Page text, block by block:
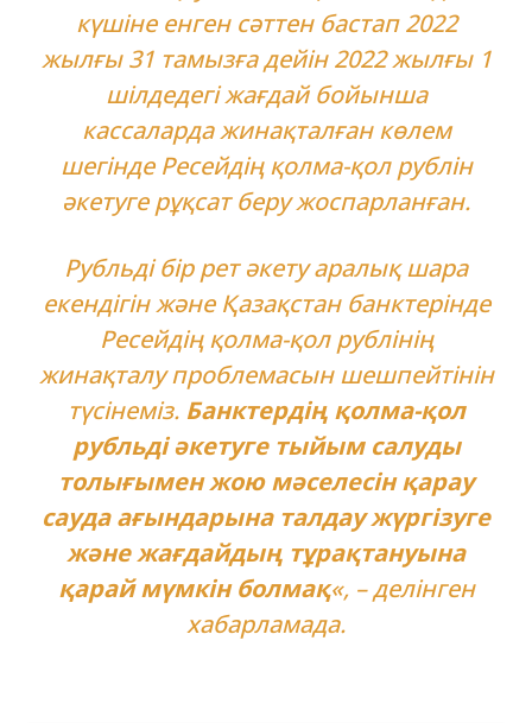
күшіне енген сәттен бастап 2022
жылғы 31 тамызға дейін 2022 жылғы 1
шілдедегі жағдай бойынша
кассаларда жинақталған көлем
шегінде Ресейдің қолма-қол рублін
әкетуге рұқсат беру жоспарланған.
Рубльді бір рет әкету аралық шара
екендігін және Қазақстан банктерінде
Ресейдің қолма-қол рублінің
жинақталу проблемасын шешпейтінін
түсінеміз. Банктердің қолма-қол
рубльді әкетуге тыйым салуды
толығымен жою мәселесін қарау
сауда ағындарына талдау жүргізуге
және жағдайдың тұрақтануына
қарай мүмкін болмақ«, – делінген
хабарламада.